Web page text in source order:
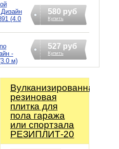
(4.0
580 руб
Купить
-
м)
527 руб
Купить
Вулканизированная
резиновая
плитка для
пола гаража
или спортзала
РЕЗИПЛИТ-20